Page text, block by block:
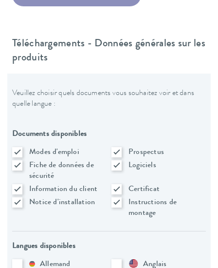
Téléchargements - Données générales sur les
produits
Veuillez choisir quels documents vous souhaitez voir et dans
quelle langue :
Documents disponibles
Modes d'emploi
Prospectus
Fiche de données de
sécurité
Logiciels
Information du client
Certificat
Notice d'installation
Instructions de
montage
Langues disponibles
Allemand
Anglais